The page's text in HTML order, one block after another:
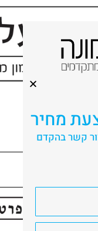
מחיר
קשר בהקדם